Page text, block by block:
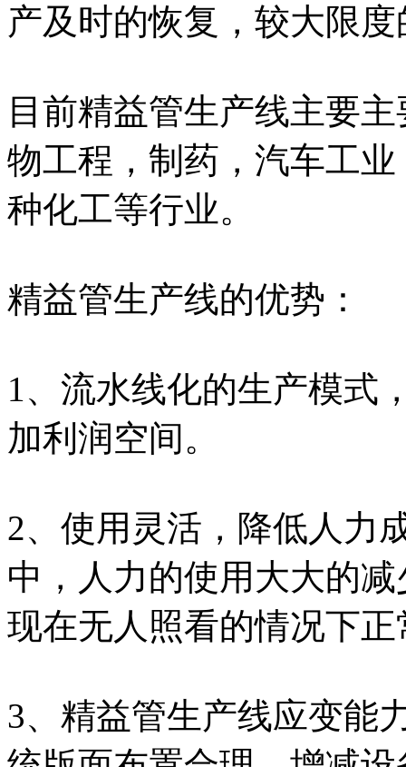
产及时的恢复，较大限
目前精益管生产线主要
物工程，制药，汽车工
种化工等行业。
精益管生产线的优势：
1、流水线化的生产模式
加利润空间。
2、使用灵活，降低人力
中，人力的使用大大的
现在无人照看的情况下
3、精益管生产线应变能